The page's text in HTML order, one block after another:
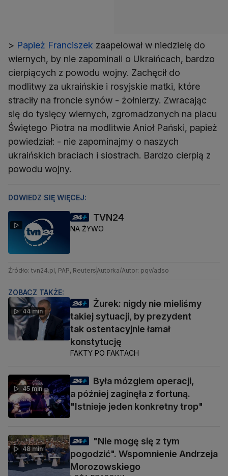
> Papież Franciszek zaapelował w niedzielę do
wiernych, by nie zapominali o Ukraińcach, bardzo
cierpiących z powodu wojny. Zachęcił do
modlitwy za ukraińskie i rosyjskie matki, które
straciły na froncie synów - żołnierzy. Zwracając
się do tysięcy wiernych, zgromadzonych na placu
Świętego Piotra na modlitwie Anioł Pański, papież
powiedział: - nie zapominajmy o naszych
ukraińskich braciach i siostrach. Bardzo cierpią z
powodu wojny.
DOWIEDZ SIĘ WIĘCEJ:
TVN24
NA ŻYWO
Źródło: tvn24.pl, PAP, ReutersAutorka/Autor: pqv/adso
ZOBACZ TAKŻE:
44 min
Żurek: nigdy nie mieliśmy
takiej sytuacji, by prezydent
tak ostentacyjnie łamał
konstytucję
FAKTY PO FAKTACH
45 min
Była mózgiem operacji,
a później zaginęła z fortuną.
"Istnieje jeden konkretny trop"
48 min
"Nie mogę się z tym
pogodzić". Wspomnienie Andrzeja
Morozowskiego